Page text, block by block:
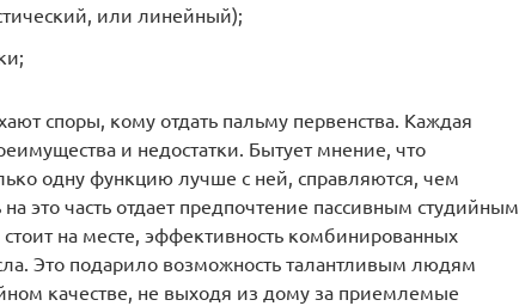
или линейный);
споры, кому отдать пальму первенства. Каждая
и недостатки. Бытует мнение, что
одну функцию лучше с ней, справляются, чем
это часть отдает предпочтение пассивным студийным
на месте, эффективность комбинированных
Это подарило возможность талантливым людям
качестве, не выходя из дому за приемлемые